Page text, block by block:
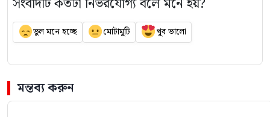
ভুল মনে হচ্ছে মোটামুটি খুব ভালো
মন্তব্য করুন